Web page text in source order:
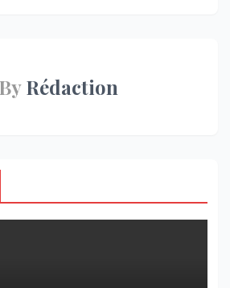
ByRédaction